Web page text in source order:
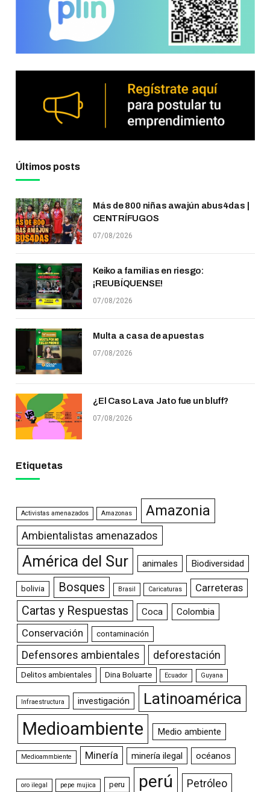
Últimos posts
Más de 800 niñas awajún abus4das |
CENTRÍFUGOS
07/08/2026
Keiko a familias en riesgo:
¡REUBÍQUENSE!
07/08/2026
Multa a casa de apuestas
07/08/2026
¿El Caso Lava Jato fue un bluff?
07/08/2026
Etiquetas
Activistas amenazados Amazonas Amazonia
Ambientalistas amenazados
América del Sur animales Biodiversidad
bolivia Bosques Brasil Caricaturas Carreteras
Cartas y Respuestas Coca Colombia
Conservación contaminación
Defensores ambientales deforestación
Delitos ambientales Dina Boluarte Ecuador Guyana
Infraestructura investigación Latinoamérica
Medioambiente Medio ambiente
Medioammbiente Minería minería ilegal océanos
oro ilegal pepe mujica peru perú Petróleo